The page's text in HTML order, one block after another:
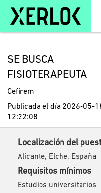
SE BUSCA
FISIOTERAPEUTA
Cefirem
Publicada el día 2026-05-
12:22:08
Localización del
Alicante, Elche, España
Requisitos mínimos
Estudios universitarios